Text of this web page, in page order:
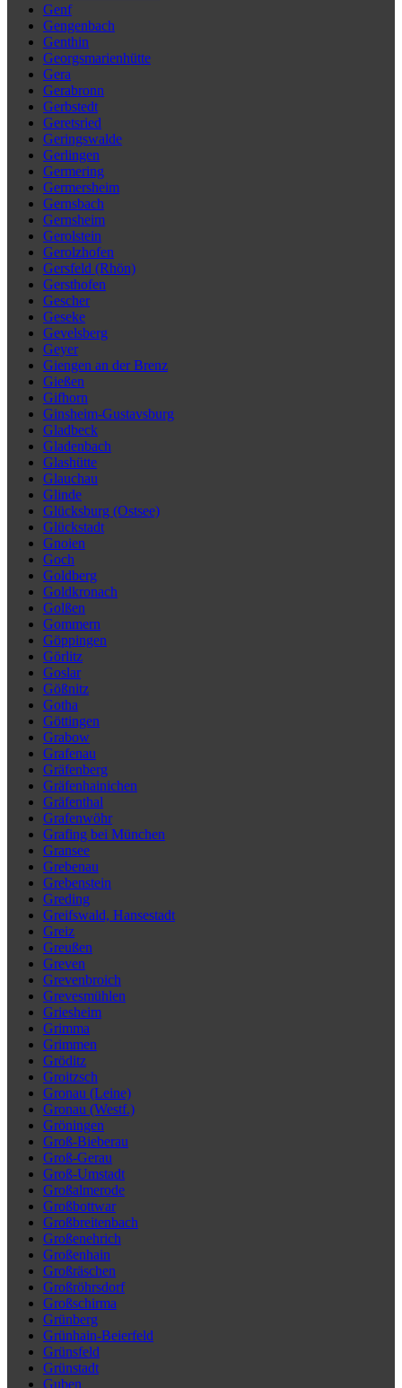
Genf
Gengenbach
Genthin
Georgsmarienhütte
Gera
Gerabronn
Gerbstedt
Geretsried
Geringswalde
Gerlingen
Germering
Germersheim
Gernsbach
Gernsheim
Gerolstein
Gerolzhofen
Gersfeld (Rhön)
Gersthofen
Gescher
Geseke
Gevelsberg
Geyer
Giengen an der Brenz
Gießen
Gifhorn
Ginsheim-Gustavsburg
Gladbeck
Gladenbach
Glashütte
Glauchau
Glinde
Glücksburg (Ostsee)
Glückstadt
Gnoien
Goch
Goldberg
Goldkronach
Golßen
Gommern
Göppingen
Görlitz
Goslar
Gößnitz
Gotha
Göttingen
Grabow
Grafenau
Gräfenberg
Gräfenhainichen
Gräfenthal
Grafenwöhr
Grafing bei München
Gransee
Grebenau
Grebenstein
Greding
Greifswald, Hansestadt
Greiz
Greußen
Greven
Grevenbroich
Grevesmühlen
Griesheim
Grimma
Grimmen
Gröditz
Groitzsch
Gronau (Leine)
Gronau (Westf.)
Gröningen
Groß-Bieberau
Groß-Gerau
Groß-Umstadt
Großalmerode
Großbottwar
Großbreitenbach
Großenehrich
Großenhain
Großräschen
Großröhrsdorf
Großschirma
Grünberg
Grünhain-Beierfeld
Grünsfeld
Grünstadt
Guben